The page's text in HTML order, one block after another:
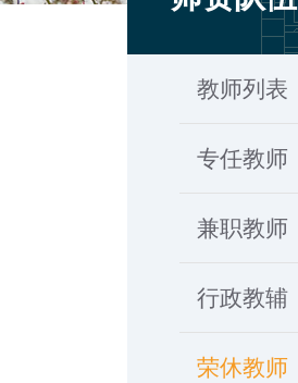
教师列表
专任教师
兼职教师
行政教辅
荣休教师